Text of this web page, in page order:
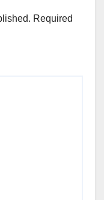
Required